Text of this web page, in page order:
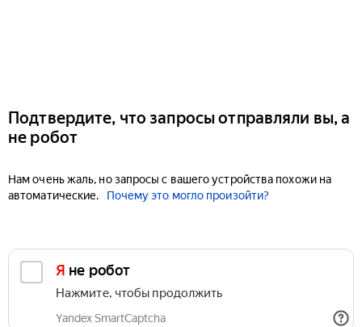
Подтвердите, что запросы отправляли вы, а
не робот
Нам очень жаль, но запросы с вашего устройства похожи на
автоматические.
Почему это могло произойти?
Я не робот
Нажмите, чтобы продолжить
Yandex SmartCaptcha